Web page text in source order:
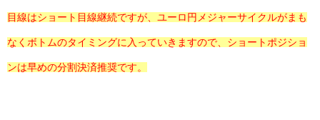
目線はショート目線継続ですが、ユーロ円メジャーサイクルがまも
なくボトムのタイミングに入っていきますので、ショートポジショ
ンは早めの分割決済推奨です。